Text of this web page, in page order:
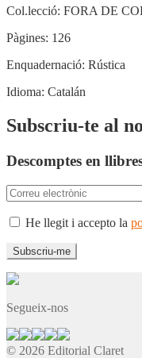
Col.lecció: FORA DE
Pàgines: 126
Enquadernació: Rústica
Idioma: Catalán
Subscriu-te al
Descomptes en
He llegit i accepto la
Segueix-nos
© 2026 Editorial Claret